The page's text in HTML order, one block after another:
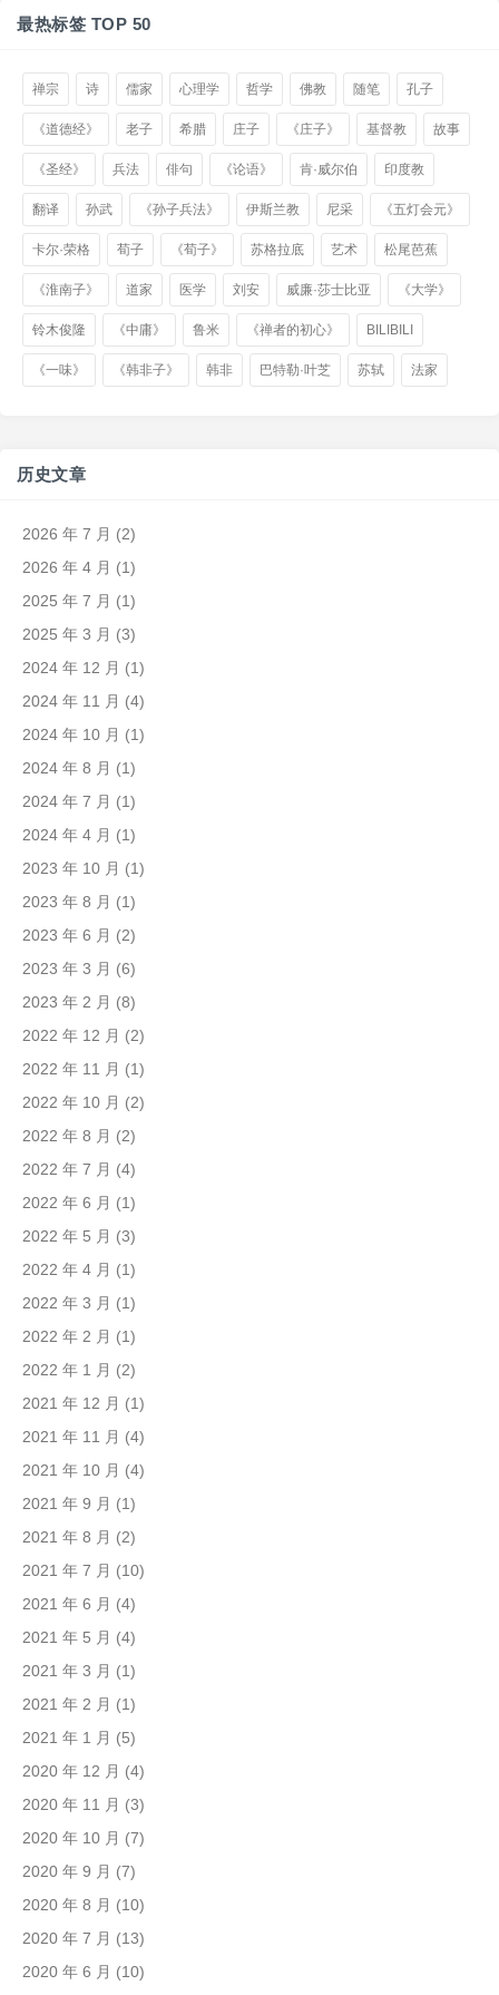
最热标签 TOP 50
禅宗 诗 儒家 心理学 哲学 佛教 随笔 孔子
《道德经》 老子 希腊 庄子 《庄子》 基督教 故事
《圣经》 兵法 俳句 《论语》 肯·威尔伯 印度教
翻译 孙武 《孙子兵法》 伊斯兰教 尼采 《五灯会元》
卡尔·荣格 荀子 《荀子》 苏格拉底 艺术 松尾芭蕉
《淮南子》 道家 医学 刘安 威廉·莎士比亚 《大学》
铃木俊隆 《中庸》 鲁米 《禅者的初心》 BILIBILI
《一味》 《韩非子》 韩非 巴特勒·叶芝 苏轼 法家
历史文章
2026 年 7 月 (2)
2026 年 4 月 (1)
2025 年 7 月 (1)
2025 年 3 月 (3)
2024 年 12 月 (1)
2024 年 11 月 (4)
2024 年 10 月 (1)
2024 年 8 月 (1)
2024 年 7 月 (1)
2024 年 4 月 (1)
2023 年 10 月 (1)
2023 年 8 月 (1)
2023 年 6 月 (2)
2023 年 3 月 (6)
2023 年 2 月 (8)
2022 年 12 月 (2)
2022 年 11 月 (1)
2022 年 10 月 (2)
2022 年 8 月 (2)
2022 年 7 月 (4)
2022 年 6 月 (1)
2022 年 5 月 (3)
2022 年 4 月 (1)
2022 年 3 月 (1)
2022 年 2 月 (1)
2022 年 1 月 (2)
2021 年 12 月 (1)
2021 年 11 月 (4)
2021 年 10 月 (4)
2021 年 9 月 (1)
2021 年 8 月 (2)
2021 年 7 月 (10)
2021 年 6 月 (4)
2021 年 5 月 (4)
2021 年 3 月 (1)
2021 年 2 月 (1)
2021 年 1 月 (5)
2020 年 12 月 (4)
2020 年 11 月 (3)
2020 年 10 月 (7)
2020 年 9 月 (7)
2020 年 8 月 (10)
2020 年 7 月 (13)
2020 年 6 月 (10)